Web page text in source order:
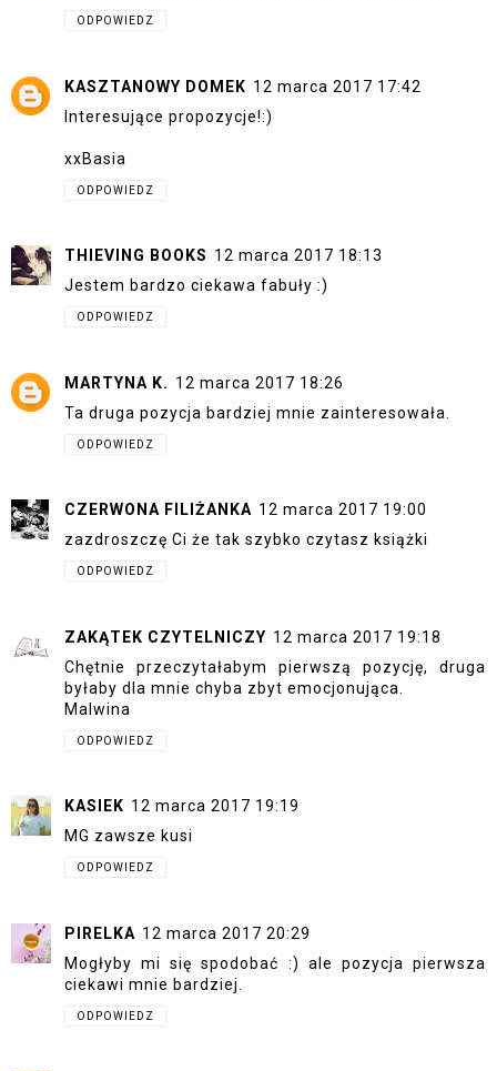
ODPOWIEDZ
KASZTANOWY DOMEK 12 marca 2017 17:42
Interesujące propozycje!:)
xxBasia
ODPOWIEDZ
THIEVING BOOKS 12 marca 2017 18:13
Jestem bardzo ciekawa fabuły :)
ODPOWIEDZ
MARTYNA K. 12 marca 2017 18:26
Ta druga pozycja bardziej mnie zainteresowała.
ODPOWIEDZ
CZERWONA FILIŻANKA 12 marca 2017 19:00
zazdroszczę Ci że tak szybko czytasz książki
ODPOWIEDZ
ZAKĄTEK CZYTELNICZY 12 marca 2017 19:18
Chętnie przeczytałabym pierwszą pozycję, druga
byłaby dla mnie chyba zbyt emocjonująca.
Malwina
ODPOWIEDZ
KASIEK 12 marca 2017 19:19
MG zawsze kusi
ODPOWIEDZ
PIRELKA 12 marca 2017 20:29
Mogłyby mi się spodobać :) ale pozycja pierwsza
ciekawi mnie bardziej.
ODPOWIEDZ